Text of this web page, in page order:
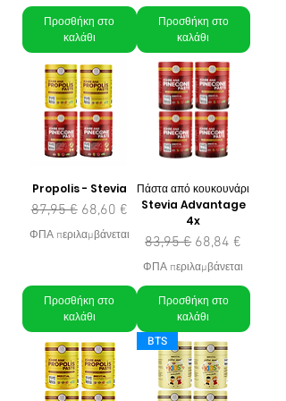
Προσθήκη στο
καλάθι
Προσθήκη στο
καλάθι
Propolis - Stevia
Κανονική τιμή
87,95 € Τιμή Έκπτωσης
68,60 €
ΦΠΑ περιλαμβάνεται
Προσθήκη στο
καλάθι
Πάστα από κουκουνάρι
Stevia Advantage
4x
Κανονική τιμή
83,95 € Τιμή Έκπτωσης
68,84 €
ΦΠΑ περιλαμβάνεται
Προσθήκη στο
καλάθι
BTS